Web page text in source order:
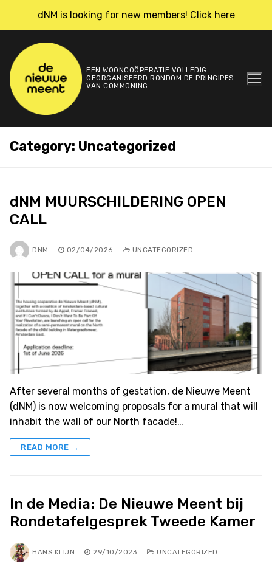
dNM is looking for new members! Click here
EEN WOONCOÖPERATIE VOLLEDIG
GEORGANISEERD RONDOM DE PRINCIPES
VAN COMMONING.
Category: Uncategorized
dNM MUURSCHILDERING OPEN
CALL
DNM 02/04/2026 UNCATEGORIZED
After several months of gestation, de Nieuwe Meent
(dNM) is now welcoming proposals for a mural that will
inhabit the wall of our North facade!…
READ MORE →
In de Media: De Nieuwe Meent bij
Rondetafelgesprek Tweede Kamer
HANS KLIJN 29/10/2023 UNCATEGORIZED